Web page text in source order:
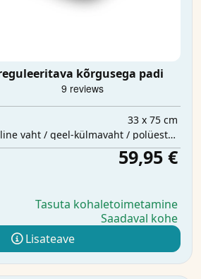
kõrgusega padi
33 x 75 cm
Viskoelastiline vaht / geel-külmavaht / polüestervatt
59,95 €
Tasuta kohaletoimetamine
Saadaval kohe
Lisateave